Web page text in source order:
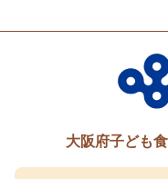
大阪府子ども